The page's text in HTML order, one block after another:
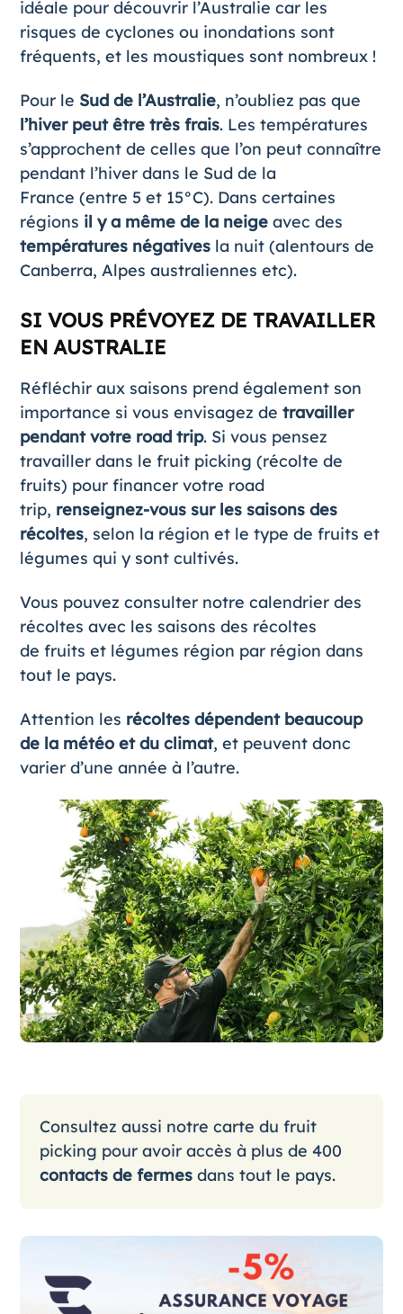
idéale pour découvrir l’Australie car les
risques de cyclones ou inondations sont
fréquents, et les moustiques sont nombreux !
Pour le Sud de l’Australie, n’oubliez pas que
l’hiver peut être très frais. Les températures
s’approchent de celles que l’on peut connaître
pendant l’hiver dans le Sud de la
France (entre 5 et 15°C). Dans certaines
régions il y a même de la neigeavec des
températures négativesla nuit (alentours de
Canberra, Alpes australiennes etc).
SI VOUS PRÉVOYEZ DE TRAVAILLER
EN AUSTRALIE
Réfléchir aux saisons prend également son
importance si vous envisagez de travailler
pendant votre road trip. Si vous pensez
travailler dans le fruit picking (récolte de
fruits) pour financer votre road
trip, renseignez-vous sur les saisons des
récoltes, selon la région et le type de fruits et
légumes qui y sont cultivés.
Vous pouvez consulter notre calendrier des
récoltes avec les saisons des récoltes
de fruits et légumes région par région dans
tout le pays.
Attention les récoltes dépendent beaucoup
de la météo et du climat, et peuvent donc
varier d’une année à l’autre.
Consultez aussi notre carte du fruit
picking pour avoir accès à plus de 400
contacts de fermesdans tout le pays.